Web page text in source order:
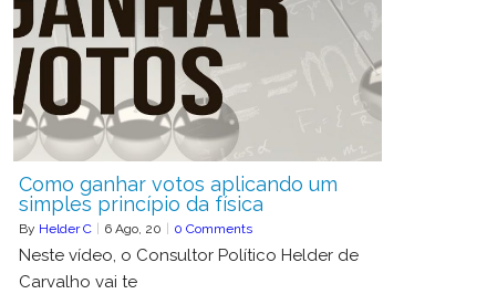
Como ganhar votos aplicando um
simples princípio da física
By Helder C | 6 Ago, 20 | 0 Comments
Neste vídeo, o Consultor Político Helder de
Carvalho vai te